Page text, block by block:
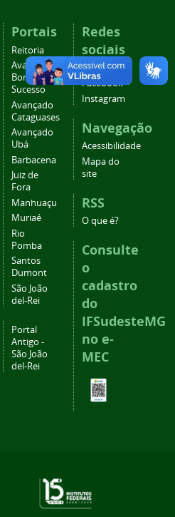
Portais
Reitoria
Avançado
Bom
Sucesso
Avançado
Cataguases
Avançado
Ubá
Barbacena
Juiz de
Fora
Manhuaçu
Muriaé
Rio
Pomba
Santos
Dumont
São João
del-Rei
Portal
Antigo -
São João
del-Rei
Redes
sociais
YouTube
Facebook
Instagram
Navegação
Acessibilidade
Mapa do
site
RSS
O que é?
Consulte
o
cadastro
do
IFSudesteMG
no e-
MEC